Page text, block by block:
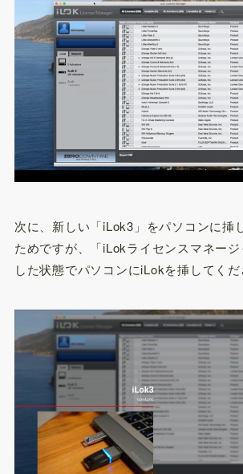
次に、新しい「iLok3」をパソコンに挿
ためですが、「iLokライセンスマネー
した状態でパソコンにiLokを挿してくだ